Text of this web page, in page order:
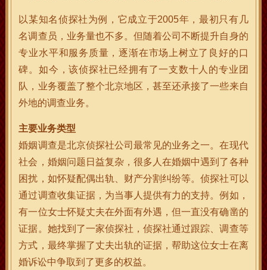
以某知名侦探社为例，它成立于2005年，最初只有几
名调查员，业务量也不多。但随着公司不断提升自身的
专业水平和服务质量，逐渐在市场上树立了良好的口
碑。如今，该侦探社已经拥有了一支数十人的专业团
队，业务覆盖了整个北京地区，甚至还承接了一些来自
外地的调查业务。
主要业务类型
婚姻调查是北京侦探社公司最常见的业务之一。在现代
社会，婚姻问题日益复杂，很多人在婚姻中遇到了各种
困扰，如怀疑配偶出轨、财产分割纠纷等。侦探社可以
通过调查收集证据，为当事人提供有力的支持。例如，
有一位女士怀疑丈夫在外面有外遇，但一直没有确凿的
证据。她找到了一家侦探社，侦探社通过跟踪、调查等
方式，最终掌握了丈夫出轨的证据，帮助这位女士在离
婚诉讼中争取到了更多的权益。